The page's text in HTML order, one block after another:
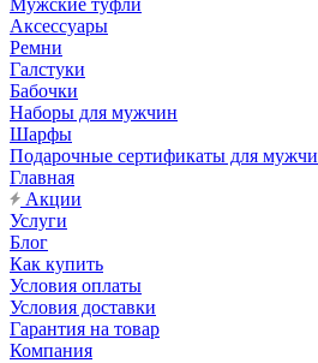
Мужские туфли
Аксессуары
Ремни
Галстуки
Бабочки
Наборы для мужчин
Шарфы
Подарочные сертификаты для
Главная
Акции
Услуги
Блог
Как купить
Условия оплаты
Условия доставки
Гарантия на товар
Компания